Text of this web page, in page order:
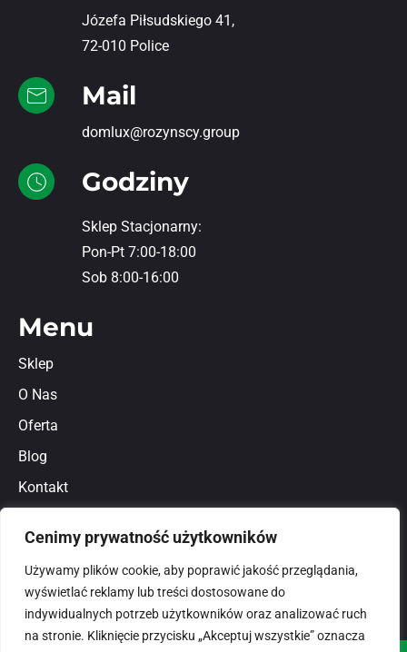
Cenimy prywatność użytkowników
Używamy plików cookie, aby poprawić jakość przeglądania,
wyświetlać reklamy lub treści dostosowane do
indywidualnych potrzeb użytkowników oraz analizować ruch
na stronie. Kliknięcie przycisku „Akceptuj wszystkie” oznacza
Józefa Piłsudskiego 41,
72-010 Police
Mail
domlux@rozynscy.group
Godziny
Sklep Stacjonarny:
Pon-Pt 7:00-18:00
Sob 8:00-16:00
Menu
Sklep
O Nas
Oferta
Blog
Kontakt
Polityka prywatności